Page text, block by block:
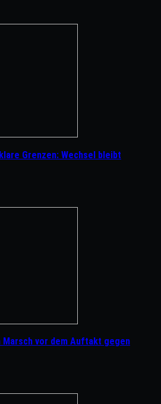
Grenzen: Wechsel bleibt
Marsch vor dem Auftakt gegen